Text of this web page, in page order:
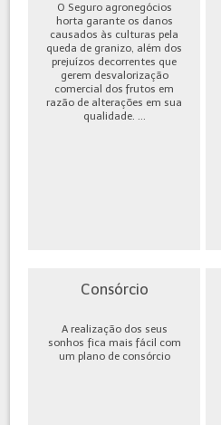
O Seguro agronegócios
horta garante os danos
causados às culturas pela
queda de granizo, além dos
prejuízos decorrentes que
gerem desvalorização
comercial dos frutos em
razão de alterações em sua
qualidade. ...
Consórcio
A realização dos seus
sonhos fica mais fácil com
um plano de consórcio